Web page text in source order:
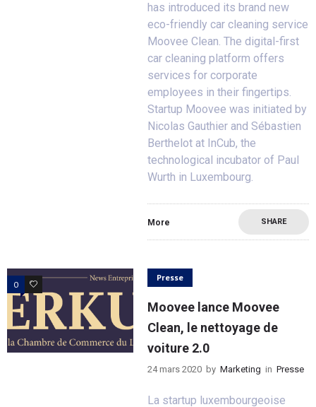
has introduced its brand new
eco-friendly car cleaning service
Moovee Clean. The digital-first
car cleaning platform offers
services for corporate
employees in their fingertips.
Startup Moovee was initiated by
Nicolas Gauthier and Sébastien
Berthelot at InCub, the
technological incubator of Paul
Wurth in Luxembourg.
More SHARE
0 0
Presse
Moovee lance Moovee
Clean, le nettoyage de
voiture 2.0
24 mars 2020 by Marketing in Presse
La startup luxembourgeoise